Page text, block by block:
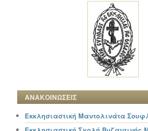
ΑΝΑΚΟΙΝΩΣΕΙΣ
Εκκλησιαστική Μαντολινάτα